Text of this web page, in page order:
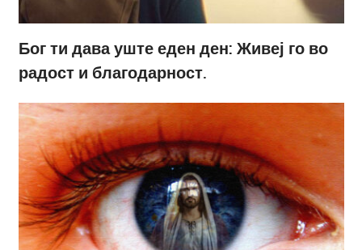
Бог ти дава уште еден ден: Живеј го во
радост и благодарност.